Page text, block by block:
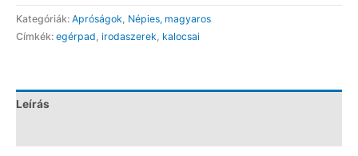
egérpad
MP4H
mennyiség
Kategóriák: Apróságok, Népies, magyaros
Címkék: egérpad, irodaszerek, kalocsai
Leírás